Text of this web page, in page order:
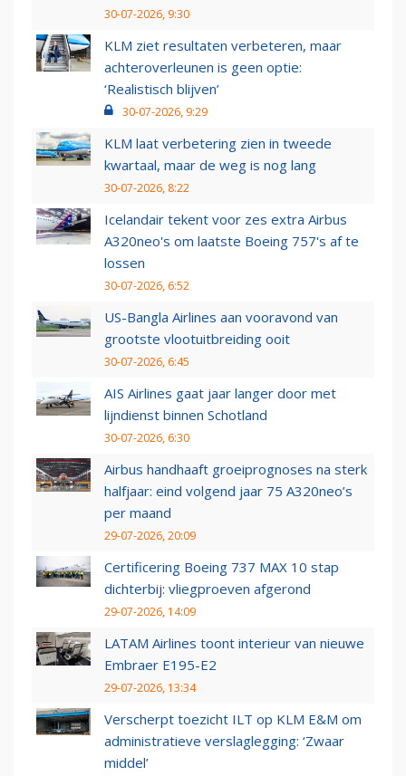
30-07-2026, 9:30
KLM ziet resultaten verbeteren, maar
achteroverleunen is geen optie:
‘Realistisch blijven’
30-07-2026, 9:29
KLM laat verbetering zien in tweede
kwartaal, maar de weg is nog lang
30-07-2026, 8:22
Icelandair tekent voor zes extra Airbus
A320neo's om laatste Boeing 757's af te
lossen
30-07-2026, 6:52
US-Bangla Airlines aan vooravond van
grootste vlootuitbreiding ooit
30-07-2026, 6:45
AIS Airlines gaat jaar langer door met
lijndienst binnen Schotland
30-07-2026, 6:30
Airbus handhaaft groeiprognoses na sterk
halfjaar: eind volgend jaar 75 A320neo’s
per maand
29-07-2026, 20:09
Certificering Boeing 737 MAX 10 stap
dichterbij: vliegproeven afgerond
29-07-2026, 14:09
LATAM Airlines toont interieur van nieuwe
Embraer E195-E2
29-07-2026, 13:34
Verscherpt toezicht ILT op KLM E&M om
administratieve verslaglegging: ‘Zwaar
middel’